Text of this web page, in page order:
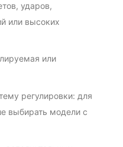
ударов,
или высоких
или
регулировки: для
выбирать модели с